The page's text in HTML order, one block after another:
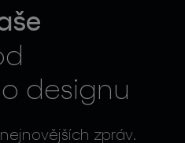
designu
zpráv.